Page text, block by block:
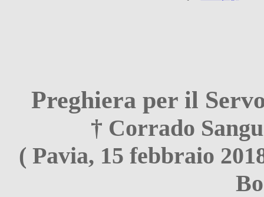
Preghiera per il
† Corrado
( Pavia, 15 febbraio